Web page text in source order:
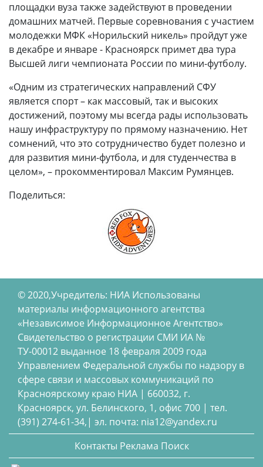
площадки вуза также задействуют в проведении
домашних матчей. Первые соревнования с участием
молодежки МФК «Норильский никель» пройдут уже
в декабре и январе - Красноярск примет два тура
Высшей лиги чемпионата России по мини-футболу.
«Одним из стратегических направлений СФУ
является спорт – как массовый, так и высоких
достижений, поэтому мы всегда рады использовать
нашу инфраструктуру по прямому назначению. Нет
сомнений, что это сотрудничество будет полезно и
для развития мини-футбола, и для студенчества в
целом», – прокомментировал Максим Румянцев.
Поделиться:
© 2020,Учредитель: НИА Использованы
материалы информационного агентства
«Независимое Информационное Агентство»
Свидетельство о регистрации СМИ ИА №
ТУ-00012 выданное 18 февраля 2009 года
Управлением Федеральной службы по надзору в
сфере связи и массовых коммуникаций по
Красноярскому краю НИА | 660032, г.
Красноярск, ул. Белинского, 1, офис 700 | тел.
(391) 274-61-34,| эл. почта: nia12@yandex.ru
Контакты Реклама Поиск